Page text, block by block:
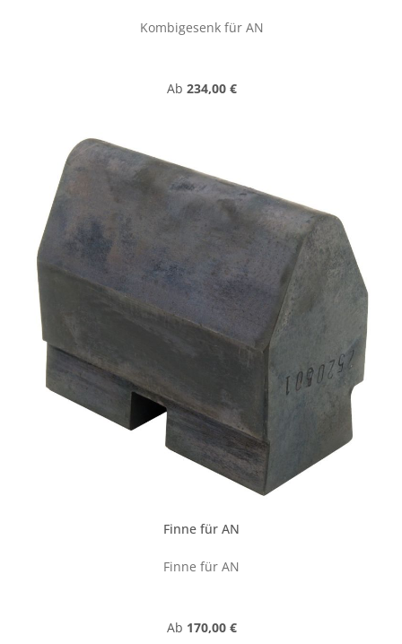
Kombigesenk für AN
Regulärer Preis:
Ab 234,00 €
Finne für AN
Finne für AN
Regulärer Preis:
Ab 170,00 €